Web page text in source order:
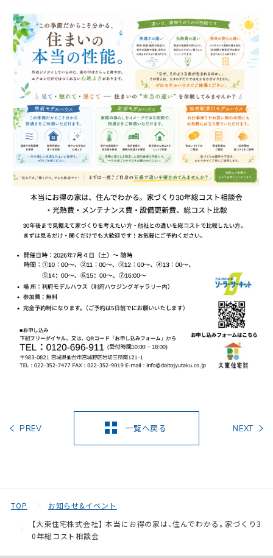
PREV 一覧へ戻る NEXT
TOP
お知らせ&イベント
【大東住宅株式会社】 本当にお得の家は、住んでわかる。家づくり3
0年総コスト相談会